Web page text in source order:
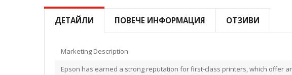
към
началото
снимки
ДЕТАЙЛИ ПОВЕЧЕ ИНФОРМАЦИЯ ОТЗИВИ
Marketing Description
Epson has earned a strong reputation for first-class printers, which offer